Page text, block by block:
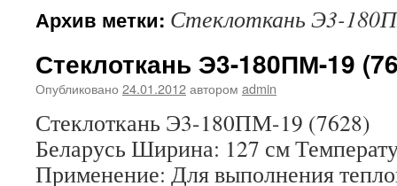
Архив метки: Стеклоткань Э3-
Стеклоткань Э3-180ПМ-19
Опубликовано 24.01.2012автором admin
Стеклоткань Э3-180ПМ-19 (7628)
Беларусь Ширина: 127 см
Применение: Для выполнения